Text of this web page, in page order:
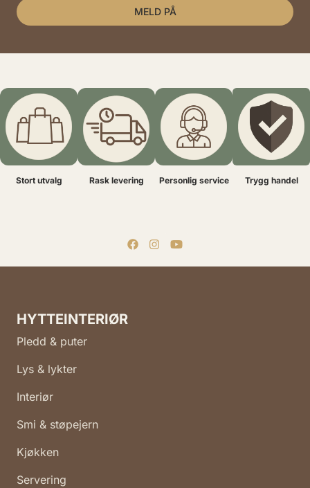
MELD PÅ
Stort utvalg Rask levering Personlig service Trygg handel
HYTTEINTERIØR
Pledd & puter
Lys & lykter
Interiør
Smi & støpejern
Kjøkken
Servering